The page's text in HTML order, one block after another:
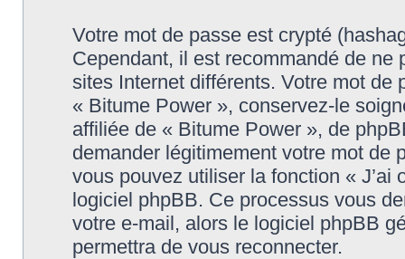
Votre mot de passe est crypté
Cependant, il est recommandé de
sites Internet différents. Votre mot de
« Bitume Power », conservez-le
affiliée de « Bitume Power », de
demander légitimement votre mot de
vous pouvez utiliser la fonction «
logiciel phpBB. Ce processus vous
votre e-mail, alors le logiciel phpBB
permettra de vous reconnecter.